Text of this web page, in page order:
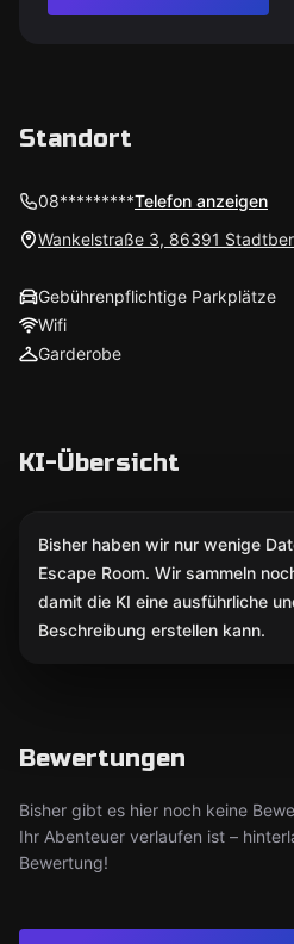
Standort
08*********Telefon anzeigen
Wankelstraße 3, 86391
Gebührenpflichtige Parkplätze
Wifi
Garderobe
KI-Übersicht
Bisher haben wir nur wenige
Escape Room. Wir sammeln
damit die KI eine ausführliche
Beschreibung erstellen kann.
Bewertungen
Bisher gibt es hier noch keine
Ihr Abenteuer verlaufen ist –
Bewertung!